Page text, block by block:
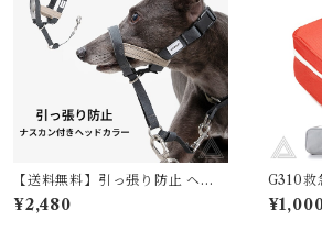
【送料無料】引っ張り防止 ヘッ
ドカラー ジェントルリーダー 首
輪接続ストラップ付き S M L 小
¥2,480
G310救
チ 救急
箱 薬ポ